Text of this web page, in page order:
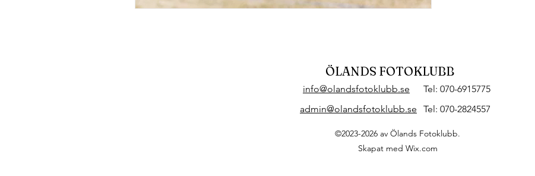
ÖLANDS FOTOKLUBB
info@olandsfotoklubb.se
Tel: 070-6915775
admin@olandsfotoklubb.se
Tel: 070-2824557
©2023-2026 av Ölands Fotoklubb.
Skapat med Wix.com